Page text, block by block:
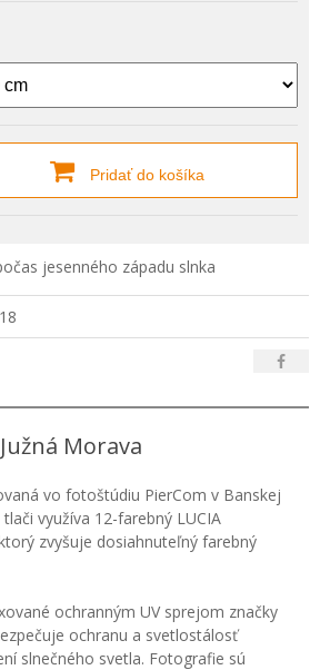
Pridať do košíka
jesenného západu slnka
Južná Morava
vo fotoštúdiu PierCom v Banskej
využíva 12-farebný LUCIA
zvyšuje dosiahnuteľný farebný
ochranným UV sprejom značky
ochranu a svetlostálosť
slnečného svetla. Fotografie sú